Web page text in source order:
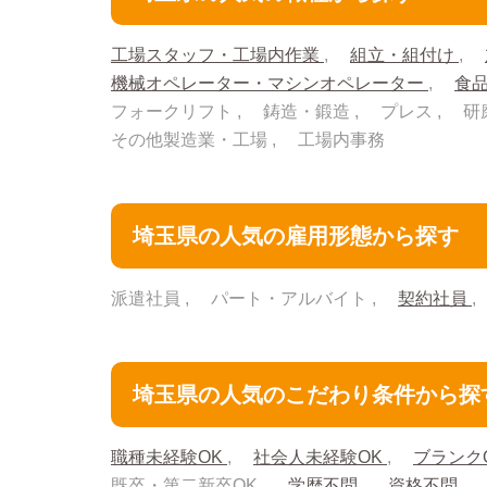
工場スタッフ・工場内作業 組立・組付け
機械オペレーター・マシンオペレーター
食
フォークリフト
鋳造・鍛造 プレス
研
その他製造業・工場
工場内事務
埼玉県の人気の雇用形態から探す
派遣社員 パート・アルバイト 契約社員
埼玉県の人気のこだわり条件から探
職種未経験OK 社会人未経験OK
ブラン